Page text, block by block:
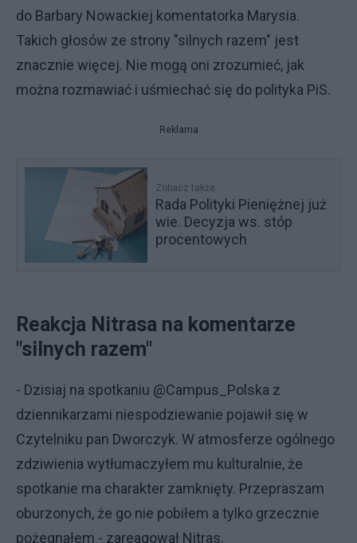
do Barbary Nowackiej komentatorka Marysia.
Takich głosów ze strony "silnych razem" jest
znacznie więcej. Nie mogą oni zrozumieć, jak
można rozmawiać i uśmiechać się do polityka PiS.
Reklama
Zobacz także
Rada Polityki Pieniężnej już
wie. Decyzja ws. stóp
procentowych
Reakcja Nitrasa na komentarze
"silnych razem"
- Dzisiaj na spotkaniu @Campus_Polska z
dziennikarzami niespodziewanie pojawił się w
Czytelniku pan Dworczyk. W atmosferze ogólnego
zdziwienia wytłumaczyłem mu kulturalnie, że
spotkanie ma charakter zamknięty. Przepraszam
oburzonych, że go nie pobiłem a tylko grzecznie
pożegnałem - zareagował Nitras.